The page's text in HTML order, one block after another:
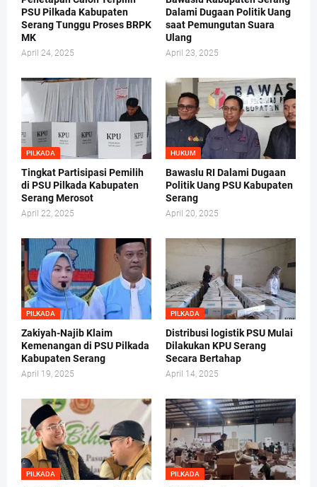
PSU Pilkada Kabupaten
Serang Tunggu Proses BRPK
MK
April 24, 2025
Dalami Dugaan Politik Uang
saat Pemungutan Suara
Ulang
April 23, 2025
PILKADA
Tingkat Partisipasi Pemilih
di PSU Pilkada Kabupaten
Serang Merosot
April 22, 2025
HUKUM
Bawaslu RI Dalami Dugaan
Politik Uang PSU Kabupaten
Serang
April 20, 2025
PILKADA
Zakiyah-Najib Klaim
Kemenangan di PSU Pilkada
Kabupaten Serang
April 19, 2025
PILKADA
Distribusi logistik PSU Mulai
Dilakukan KPU Serang
Secara Bertahap
April 14, 2025
PILKADA PILKADA